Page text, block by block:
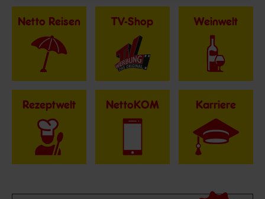
Netto Reisen TV-Shop Weinwelt
Rezeptwelt NettoKOM Karriere